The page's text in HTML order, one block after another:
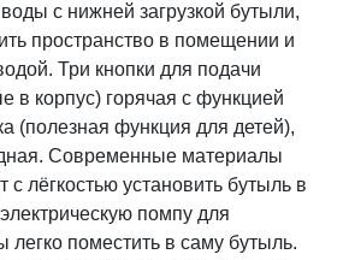
с нижней загрузкой бутыли,
пространство в помещении и
Три кнопки для подачи
в корпус) горячая c функцией
(полезная функция для детей),
Современные материалы
с лёгкостью установить бутыль в
помпу для
легко поместить в саму бутыль.